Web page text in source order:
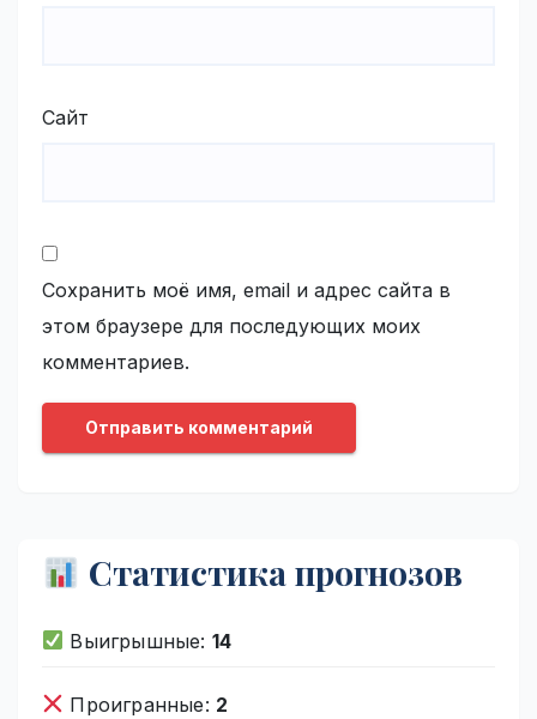
Сайт
Сохранить моё имя, email и адрес сайта в
этом браузере для последующих моих
комментариев.
Статистика прогнозов
Выигрышные: 14
Проигранные: 2